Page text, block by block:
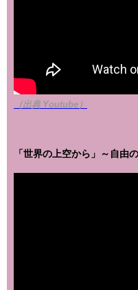
（出典 Youtube）
「世界の上空から」～自由